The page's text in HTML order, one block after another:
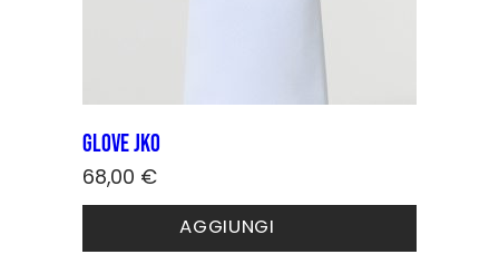
Glove JKO
68,00 €
AGGIUNGI
Questo
ha